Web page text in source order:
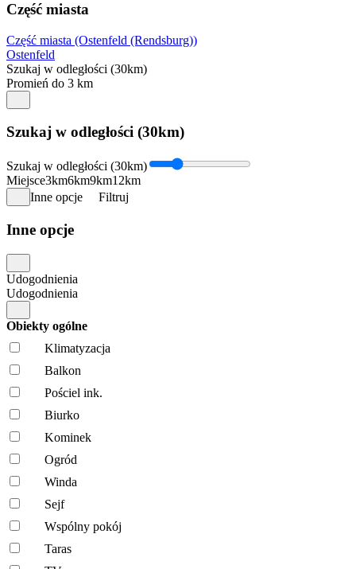
Część miasta
Część miasta (Ostenfeld (Rendsburg))
Ostenfeld
Szukaj w odległości (30km)
Promień do 3 km
Szukaj w odległości (30km)
Szukaj w odległości (30km)
Miejsce3km6km9km12km
Inne opcje
Filtruj
Inne opcje
Udogodnienia
Udogodnienia
Obiekty ogólne
Klimatyzacja
Balkon
Pościel ink.
Biurko
Kominek
Ogród
Winda
Sejf
Wspólny pokój
Taras